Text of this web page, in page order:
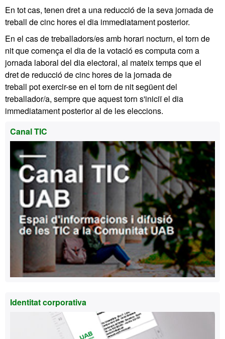
En tot cas, tenen dret a una reducció de la seva jornada de
treball de cinc hores el dia immediatament posterior.
En el cas de treballadors/es amb horari nocturn, el torn de
nit que comença el dia de la votació es computa com a
jornada laboral del dia electoral, al mateix temps que el
dret de reducció de cinc hores de la jornada de
treball pot exercir-se en el torn de nit següent del
treballador/a, sempre que aquest torn s'iniciï el dia
immediatament posterior al de les eleccions.
Informació
complementària
Canal TIC
Identitat corporativa